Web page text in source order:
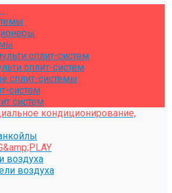
сплит-систем
сплит-систем
сплит-системы
систем
систем
кондиционирование,
воздуха
воздуха